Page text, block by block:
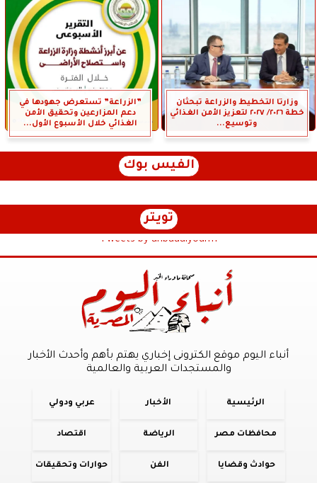
وزارتا التخطيط والزراعة تبحثان
خطة ٢٠٢٦/ ٢٠٢٧ لتعزيز الأمن الغذائي
وتوسيع...
”الزراعة” تستعرض جهودها في
دعم المزارعين وتحقيق الأمن
الغذائي خلال الأسبوع الأول...
الفيس بوك
تويتر
Tweets by anbaaalyoum1
أنباء اليوم موقع الكترونى إخباري يهتم بأهم وأحدث الأخبار
والمستجدات العربية والعالمية
الرئيسية الأخبار عربي ودولي
محافظات مصر الرياضة اقتصاد
حوادث وقضايا الفن حوارات وتحقيقات